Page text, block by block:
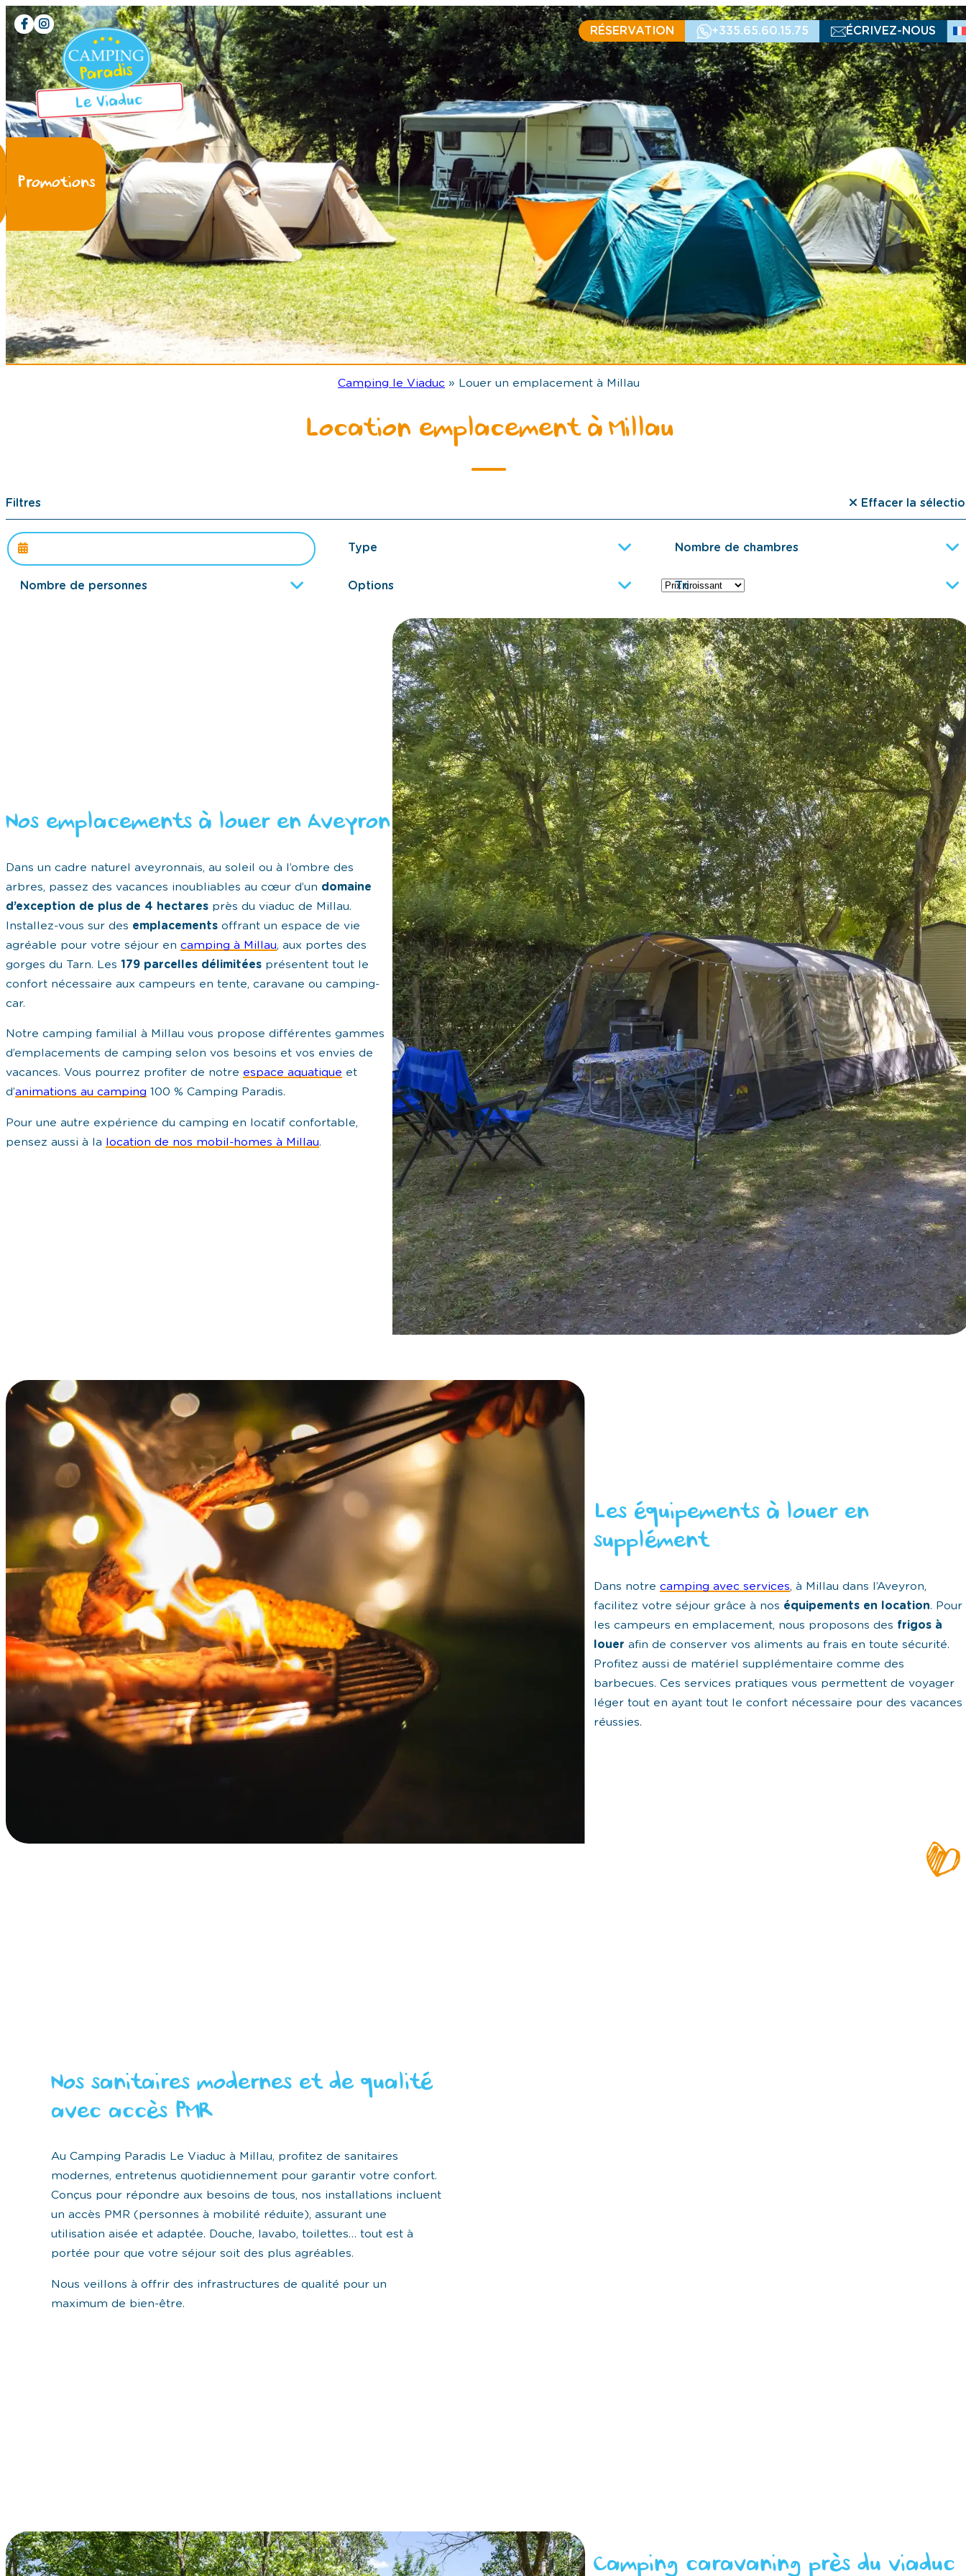
RÉSERVATION +335.65.60.15.75 ÉCRIVEZ-NOUS
Camping le Viaduc » Louer un emplacement à Millau
Location emplacement à Millau
Filtres Effacer la
Type Nombre de chambres
Nombre de personnes Options Tri
Nos emplacements à louer en Aveyron
Dans un cadre naturel aveyronnais, au soleil ou à l’ombre des
arbres, passez des vacances inoubliables au cœur d’un domaine
d’exception de plus de 4 hectares près du viaduc de Millau.
Installez-vous sur des emplacements offrant un espace de vie
agréable pour votre séjour en camping à Millau, aux portes des
gorges du Tarn. Les 179 parcelles délimitées présentent tout le
confort nécessaire aux campeurs en tente, caravane ou camping-
car.
Notre camping familial à Millau vous propose différentes gammes
d’emplacements de camping selon vos besoins et vos envies de
vacances. Vous pourrez profiter de notre espace aquatique et
d’animations au camping 100 % Camping Paradis.
Pour une autre expérience du camping en locatif confortable,
pensez aussi à la location de nos mobil-homes à Millau.
Les équipements à louer en
supplément
Dans notrecamping avec services, à Millau dans l’Aveyron,
facilitez votre séjour grâce à nos équipements en location. Pour
les campeurs en emplacement, nous proposons des frigos à
louerafin de conserver vos aliments au frais en toute sécurité.
Profitez aussi de matériel supplémentaire comme des
barbecues. Ces services pratiques vous permettent de voyager
léger tout en ayant tout le confort nécessaire pour des vacances
réussies.
Nos sanitaires modernes et de qualité
avec accès PMR
Au Camping Paradis Le Viaduc à Millau, profitez de sanitaires
modernes, entretenus quotidiennement pour garantir votre confort.
Conçus pour répondre aux besoins de tous, nos installations incluent
un accès PMR (personnes à mobilité réduite), assurant une
utilisation aisée et adaptée. Douche, lavabo, toilettes… tout est à
portée pour que votre séjour soit des plus agréables.
Nous veillons à offrir des infrastructures de qualité pour un
maximum de bien-être.
Camping caravaning près du viaduc